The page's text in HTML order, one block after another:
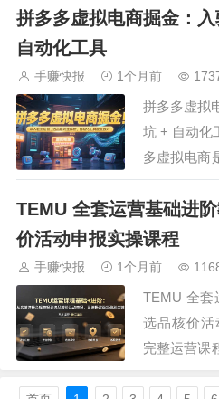
做账课程适
完整财务流
收入确认方
拼多多虚拟电商掘金：
自动化工具
手赚快报 1个月前
拼多多虚拟
坑 + 自动化
多虚拟电商
营全解析，
经验总结避
手必踩的坑
质方向。全
TEMU 全套运营基础进
价活动申报实操课程
手赚快报 1个月前
TEMU 全
选品核价活
完整运营课